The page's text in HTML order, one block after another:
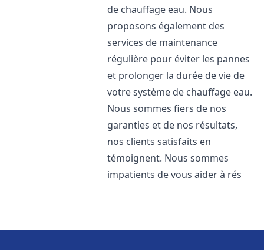
de chauffage eau. Nous
proposons également des
services de maintenance
régulière pour éviter les pannes
et prolonger la durée de vie de
votre système de chauffage eau.
Nous sommes fiers de nos
garanties et de nos résultats,
nos clients satisfaits en
témoignent. Nous sommes
impatients de vous aider à rés